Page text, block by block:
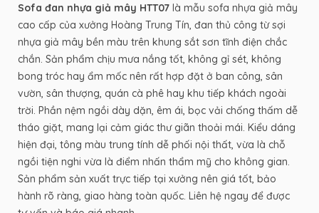
Sofa đan nhựa giả mây HTT07 là mẫu sofa nhựa giả mây
cao cấp của xưởng Hoàng Trung Tín, đan thủ công từ sợi
nhựa giả mây bền màu trên khung sắt sơn tĩnh điện chắc
chắn. Sản phẩm chịu mưa nắng tốt, không gỉ sét, không
bong tróc hay ẩm mốc nên rất hợp đặt ở ban công, sân
vườn, sân thượng, quán cà phê hay khu tiếp khách ngoài
trời. Phần nệm ngồi dày dặn, êm ái, bọc vải chống thấm dễ
tháo giặt, mang lại cảm giác thư giãn thoải mái. Kiểu dáng
hiện đại, tông màu trung tính dễ phối nội thất, vừa là chỗ
ngồi tiện nghi vừa là điểm nhấn thẩm mỹ cho không gian.
Sản phẩm sản xuất trực tiếp tại xưởng nên giá tốt, bảo
hành rõ ràng, giao hàng toàn quốc. Liên hệ ngay để được